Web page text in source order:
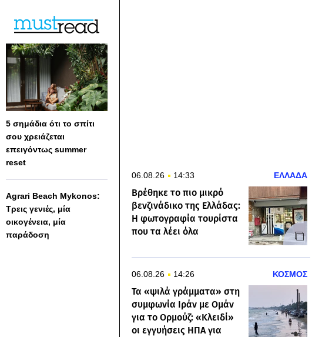
5 σημάδια ότι το σπίτι
σου χρειάζεται
επειγόντως summer
reset
Agrari Beach Mykonos:
Τρεις γενιές, μία
οικογένεια, μία
παράδοση
06.08.26 14:33 ΕΛΛΑΔΑ
Βρέθηκε το πιο μικρό
βενζινάδικο της Ελλάδας:
Η φωτογραφία τουρίστα
που τα λέει όλα
06.08.26 14:26 ΚΟΣΜΟΣ
Τα «ψιλά γράμματα» στη
συμφωνία Ιράν με Ομάν
για το Ορμούζ: «Κλειδί»
οι εγγυήσεις ΗΠΑ για